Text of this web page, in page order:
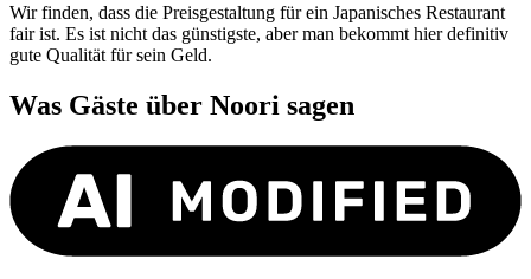
Wir finden, dass die Preisgestaltung für ein Japanisches Restaurant
fair ist. Es ist nicht das günstigste, aber man bekommt hier definitiv
gute Qualität für sein Geld.
Was Gäste über Noori sagen